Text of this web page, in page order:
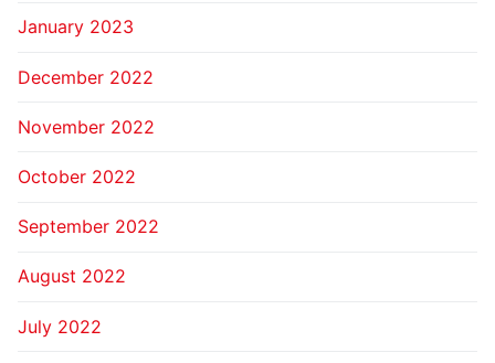
January 2023
December 2022
November 2022
October 2022
September 2022
August 2022
July 2022